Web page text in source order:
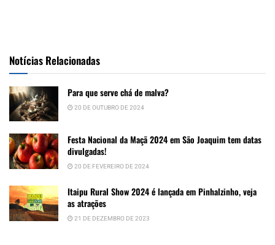
Notícias Relacionadas
Para que serve chá de malva?
20 DE OUTUBRO DE 2024
Festa Nacional da Maçã 2024 em São Joaquim tem datas
divulgadas!
20 DE FEVEREIRO DE 2024
Itaipu Rural Show 2024 é lançada em Pinhalzinho, veja
as atrações
21 DE DEZEMBRO DE 2023